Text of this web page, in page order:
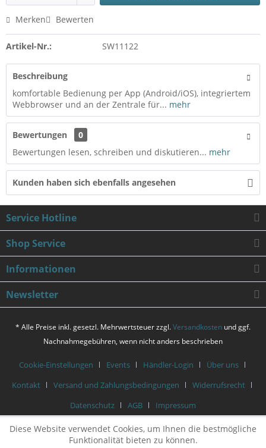
Merken Bewerten
Artikel-Nr.: SW11122
Beschreibung
komfortable Bedienung per App (Android/iOS), integriertem
Webbrowser und an der Zentrale für... mehr
Bewertungen
0
Bewertungen lesen, schreiben und diskutieren... mehr
Kunden haben sich ebenfalls angesehen
Service Hotline
Shop Service
Informationen
Newsletter
* Alle Preise inkl. gesetzl. Mehrwertsteuer zzgl.Versandkosten und ggf.
Nachnahmegebühren, wenn nicht anders beschrieben
Cookie-Einstellungen Events Händler-Login
Über uns
Kontakt
Versand und Zahlungsbedingungen
Widerrufsrecht
Datenschutz
AGB Impressum
Diese Website verwendet Cookies, um Ihnen die bestmögliche
Funktionalität bieten zu können.